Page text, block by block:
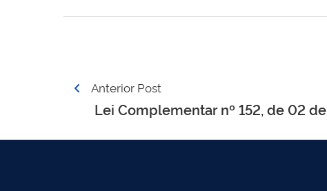
Navegação
Post
Anterior Post
Lei Complementar nº 152, de 02